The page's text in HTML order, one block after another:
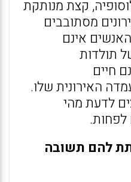
קצת מנותקת
מסתובבים
אינם
תולדות
חיים
האירונית שלו.
לדעת מהי
לפחות.
להם תשובה